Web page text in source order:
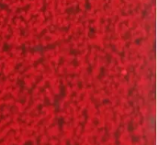
Toimitus
noutopisteeseenAlk. 0 €
€:n tilauksille